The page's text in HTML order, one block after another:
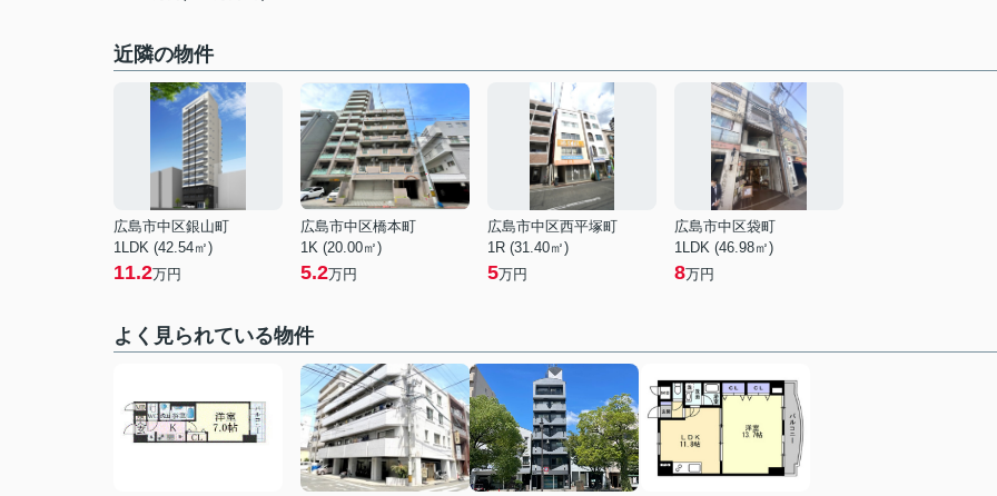
近隣の物件
広島市中区銀山町
1LDK (42.54㎡)
11.2万円
広島市中区橋本町
1K (20.00㎡)
5.2万円
広島市中区西平塚町
1R (31.40㎡)
5万円
広島市中区袋町
1LDK (46.98㎡)
8万円
よく見られている物件